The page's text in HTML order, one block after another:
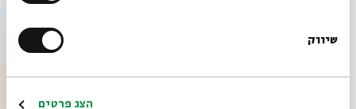
שיווק
הצג פרטים